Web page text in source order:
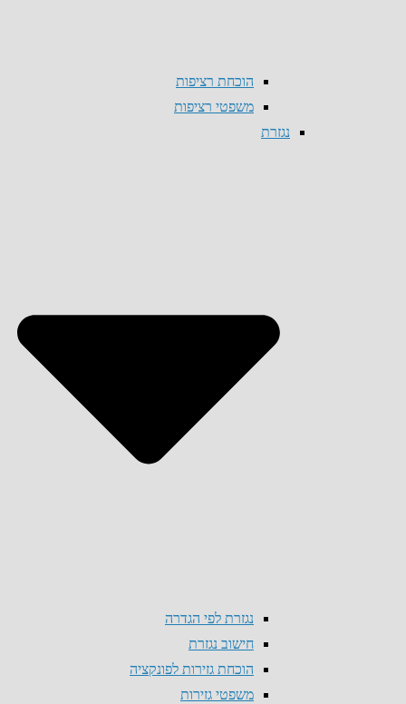
הוכחת רציפות
משפטי רציפות
נגזרת
נגזרת לפי הגדרה
חישוב נגזרת
הוכחת גזירות לפונקציה
משפטי גזירות